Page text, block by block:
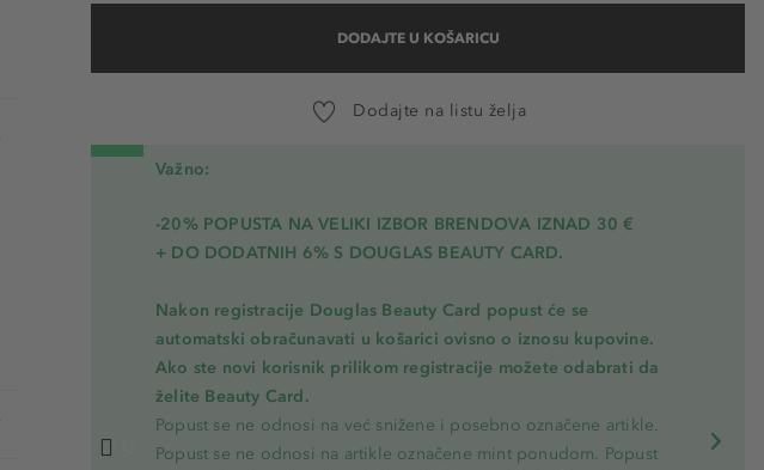
DODAJTE U KOŠARICU
Dodajte na listu želja
Važno:
-20% POPUSTA NA VELIKI IZBOR BRENDOVA IZNAD 30 €
+ DO DODATNIH 6% S DOUGLAS BEAUTY CARD.
Nakon registracije Douglas Beauty Card popust će se
automatski obračunavati u košarici ovisno o iznosu kupovine.
Ako ste novi korisnik prilikom registracije možete odabrati da
želite Beauty Card.
Popust se ne odnosi na već snižene i posebno označene artikle.
Popust se ne odnosi na artikle označene mint ponudom. Popust